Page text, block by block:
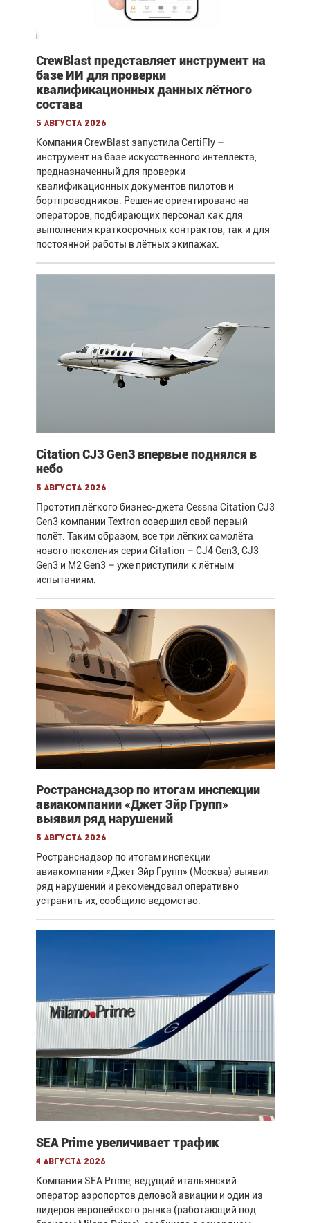
CrewBlast представляет инструмент на
базе ИИ для проверки
квалификационных данных лётного
состава
5 августа 2026
Компания CrewBlast запустила CertiFly –
инструмент на базе искусственного интеллекта,
предназначенный для проверки
квалификационных документов пилотов и
бортпроводников. Решение ориентировано на
операторов, подбирающих персонал как для
выполнения краткосрочных контрактов, так и для
постоянной работы в лётных экипажах.
Citation CJ3 Gen3 впервые поднялся в
небо
5 августа 2026
Прототип лёгкого бизнес-джета Cessna Citation CJ3
Gen3 компании Textron совершил свой первый
полёт. Таким образом, все три лёгких самолёта
нового поколения серии Citation – CJ4 Gen3, CJ3
Gen3 и M2 Gen3 – уже приступили к лётным
испытаниям.
Ространснадзор по итогам инспекции
авиакомпании «Джет Эйр Групп»
выявил ряд нарушений
5 августа 2026
Ространснадзор по итогам инспекции
авиакомпании «Джет Эйр Групп» (Москва) выявил
ряд нарушений и рекомендовал оперативно
устранить их, сообщило ведомство.
SEA Prime увеличивает трафик
4 августа 2026
Компания SEA Prime, ведущий итальянский
оператор аэропортов деловой авиации и один из
лидеров европейского рынка (работающий под